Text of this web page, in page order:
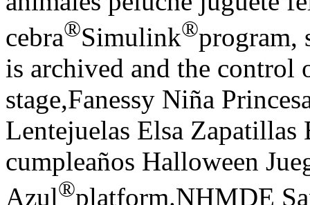
cebra®Simulink®program,
is archived and the
stage,Fanessy Niña
Lentejuelas Elsa Zapatillas
cumpleaños Halloween
Azul®platform.NHMDE